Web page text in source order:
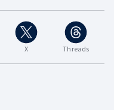
X Threads